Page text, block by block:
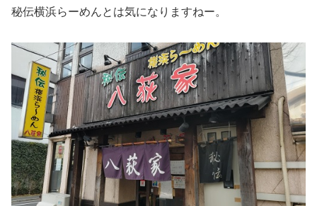
秘伝横浜らーめんとは気になりますねー。